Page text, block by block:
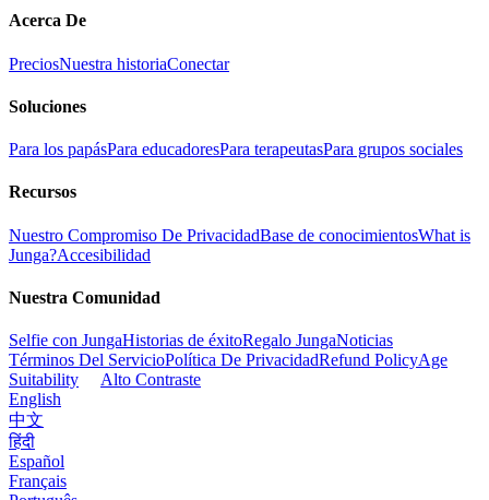
Acerca De
PreciosNuestra historiaConectar
Soluciones
Para los papásPara educadoresPara terapeutasPara grupos sociales
Recursos
Nuestro Compromiso De PrivacidadBase de conocimientosWhat is
Junga?Accesibilidad
Nuestra Comunidad
Selfie con JungaHistorias de éxitoRegalo JungaNoticias
Términos Del ServicioPolítica De PrivacidadRefund PolicyAge
Suitability
Alto Contraste
English
中文
हिंदी
Español
Français